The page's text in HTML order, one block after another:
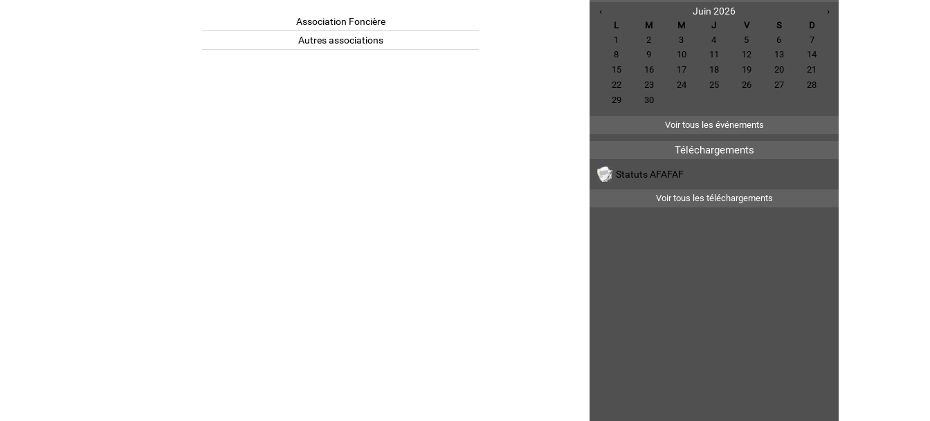
Association Foncière
Autres associations
‹ Juin 2026 ›
L M M J V S
D
1
2 3 4 5 6
7
8
9 10 11 12 13
14
15
16 17 18 19 20
21
22
23 24 25 26 27
28
29
30
Voir tous les événements
Téléchargements
Statuts AFAFAF
Voir tous les téléchargements